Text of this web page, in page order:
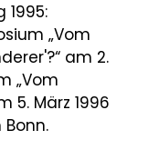
„Vom
am 2.
„Vom
5. März 1996